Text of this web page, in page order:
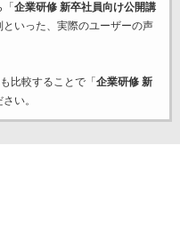
企業研修 新卒社員向け公開講
いった、実際のユーザーの声
比較することで「 企業研修 新
い。